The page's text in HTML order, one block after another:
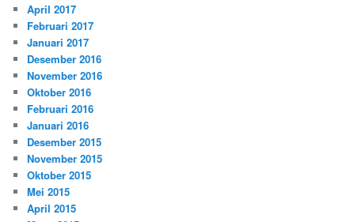
April 2017
Februari 2017
Januari 2017
Desember 2016
November 2016
Oktober 2016
Februari 2016
Januari 2016
Desember 2015
November 2015
Oktober 2015
Mei 2015
April 2015